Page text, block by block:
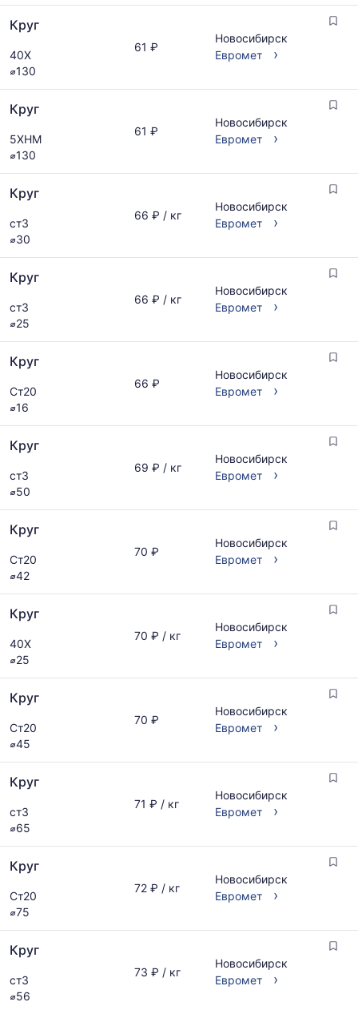
месяц.
рассчитывается
по
актуальным
предложениям
обновляется
по
мере
обновления
прайс-
листов.
указанием
ГОСТ,
поставщиков
по
запросу
Круг
40Х
⌀130
61 ₽
Новосибирск
Евромет
›
Круг
5ХНМ
⌀130
61 ₽
Новосибирск
Евромет
›
Круг
ст3
⌀30
66 ₽ / кг
Новосибирск
Евромет
›
Круг
ст3
⌀25
66 ₽ / кг
Новосибирск
Евромет
›
Круг
Ст20
⌀16
66 ₽
Новосибирск
Евромет
›
Круг
ст3
⌀50
69 ₽ / кг
Новосибирск
Евромет
›
Круг
Ст20
⌀42
70 ₽
Новосибирск
Евромет
›
Круг
40Х
⌀25
70 ₽ / кг
Новосибирск
Евромет
›
Круг
Ст20
⌀45
70 ₽
Новосибирск
Евромет
›
Круг
ст3
⌀65
71 ₽ / кг
Новосибирск
Евромет
›
Круг
Ст20
⌀75
72 ₽ / кг
Новосибирск
Евромет
›
Круг
ст3
⌀56
73 ₽ / кг
Новосибирск
Евромет
›